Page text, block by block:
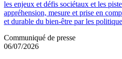
les enjeux et défis sociétaux et les
appréhension, mesure et prise en
et durable du bien-être par les
Communiqué de presse
06/07/2026